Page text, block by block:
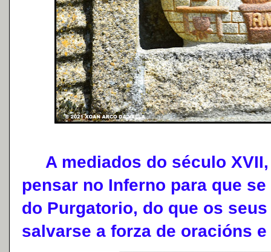
A mediados do século XVII,
pensar no Inferno para que
do Purgatorio, do que os
salvarse a forza de oracións